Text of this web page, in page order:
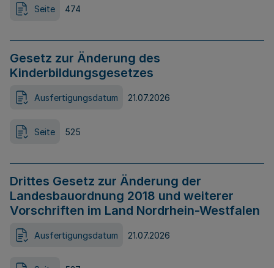
Seite 474
Gesetz zur Änderung des
Kinderbildungsgesetzes
Ausfertigungsdatum 21.07.2026
Seite 525
Drittes Gesetz zur Änderung der
Landesbauordnung 2018 und weiterer
Vorschriften im Land Nordrhein-Westfalen
Ausfertigungsdatum 21.07.2026